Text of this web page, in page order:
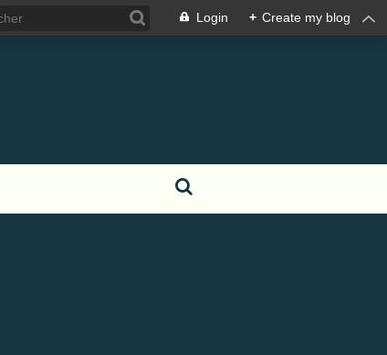
Login + Create my blog